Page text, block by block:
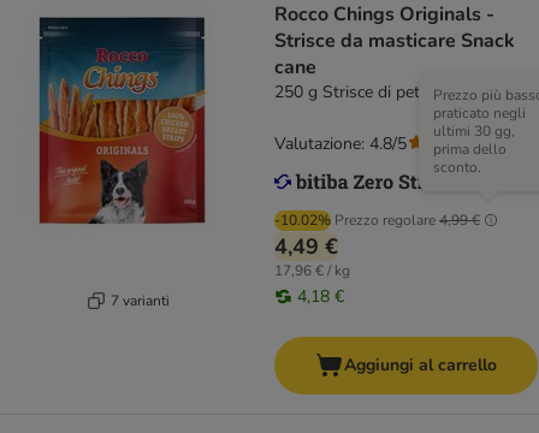
7 varianti
Rocco Chings Originals -
Strisce da masticare Snack
cane
250 g Strisce di petto di Pollo
-10.02% Prezzo regolare4,99 €
Prezzo più
praticato negli
ultimi 30 gg,
prima dello
sconto.
4,49 €
17,96 € / kg
4,18 €
Valutazione: 4.8/5 (117
Aggiungi al carrello